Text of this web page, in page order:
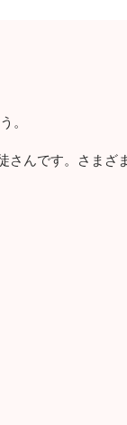
。
さんです。さまざ